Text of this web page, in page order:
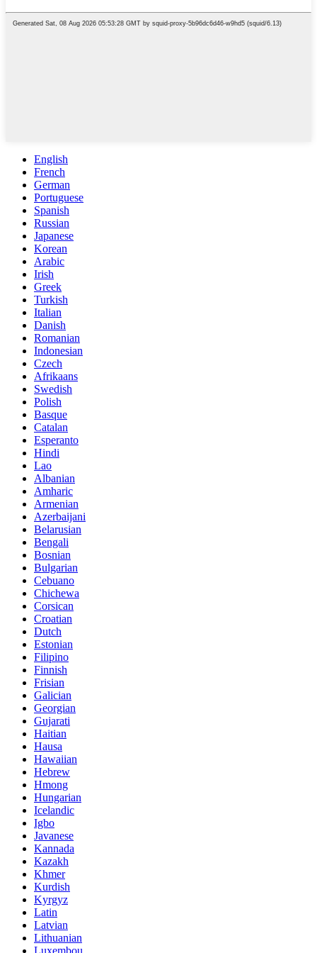
English
French
German
Portuguese
Spanish
Russian
Japanese
Korean
Arabic
Irish
Greek
Turkish
Italian
Danish
Romanian
Indonesian
Czech
Afrikaans
Swedish
Polish
Basque
Catalan
Esperanto
Hindi
Lao
Albanian
Amharic
Armenian
Azerbaijani
Belarusian
Bengali
Bosnian
Bulgarian
Cebuano
Chichewa
Corsican
Croatian
Dutch
Estonian
Filipino
Finnish
Frisian
Galician
Georgian
Gujarati
Haitian
Hausa
Hawaiian
Hebrew
Hmong
Hungarian
Icelandic
Igbo
Javanese
Kannada
Kazakh
Khmer
Kurdish
Kyrgyz
Latin
Latvian
Lithuanian
Luxembou..